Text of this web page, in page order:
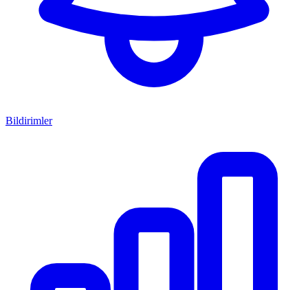
Bildirimler